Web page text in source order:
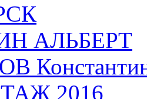
АЛЬБЕРТ
2016